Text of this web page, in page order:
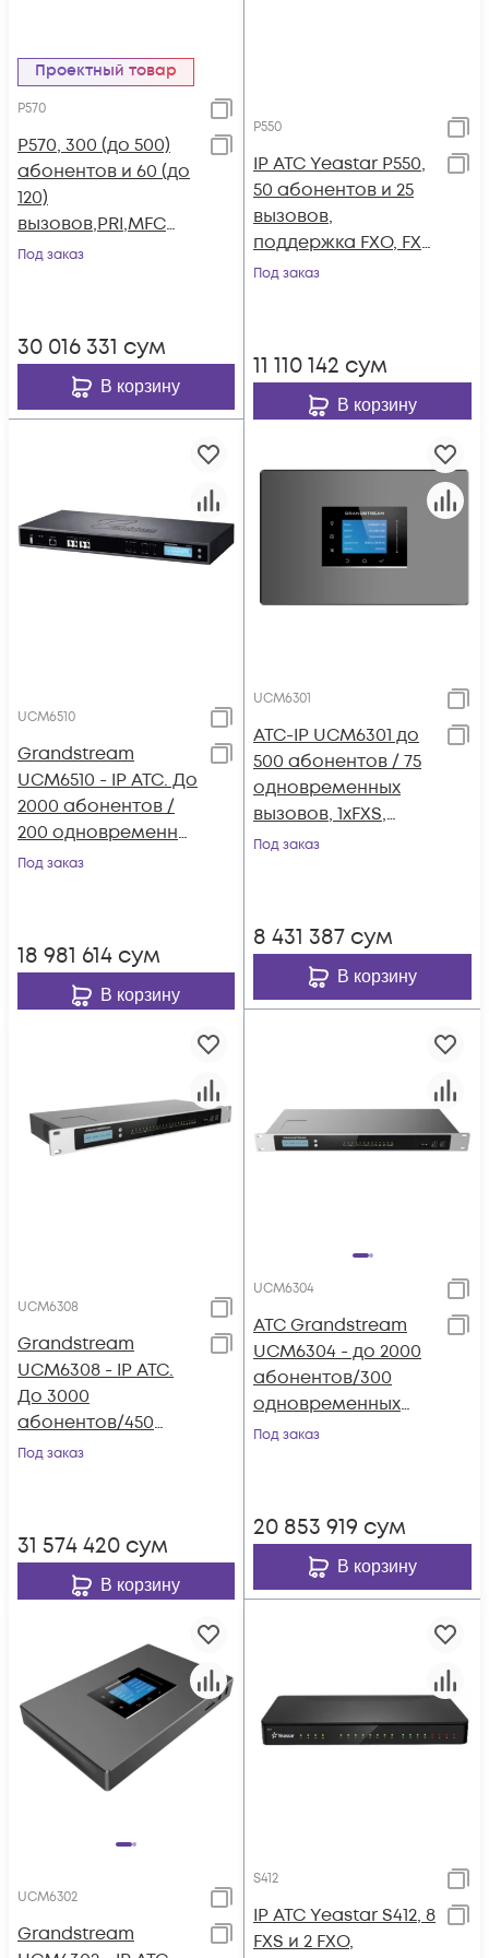
Проектный товар
P570
P570, 300 (до 500)
абонентов и 60 (до
120)
вызовов,PRI,MFC
R2,SS7,поддержка
Под заказ
30 016 331 сум
В корзину
P550
IP АТС Yeastar P550,
50 абонентов и 25
вызовов,
поддержка FXO, FXS,
GSM, BRI
Под заказ
11 110 142 сум
В корзину
UCM6510
Grandstream
UCM6510 - IP ATC. До
2000 абонентов /
200 одновременных
вызовов, до 8
Под заказ
18 981 614 сум
В корзину
UCM6301
АТС-IP UCM6301 до
500 абонентов / 75
одновременных
вызовов, 1хFXS,
1xFXO, 1xWAN, 1xLAN
Под заказ
8 431 387 сум
В корзину
UCM6308
Grandstream
UCM6308 - IP ATC.
До 3000
абонентов/450
одновременных
1xLAN
Под заказ
31 574 420 сум
В корзину
UCM6304
АТС Grandstream
UCM6304 - до 2000
абонентов/300
одновременных
вызовов, до 200
Под заказ
20 853 919 сум
В корзину
UCM6302
Grandstream
S412
IP АТС Yeastar S412, 8
FXS и 2 FXO,